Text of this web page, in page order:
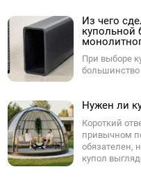
открывания.
насколько
участке, в
Из чего
купольной
При выборе
большинство
который
выглядеть
насколько
и не
нагруженных
Нужен ли
Короткий
привычном
обязателен,
купол